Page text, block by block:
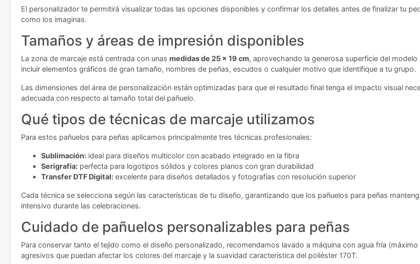
El personalizador te permitirá visualizar todas las opciones disponibles y confirmar los detalles antes de finalizar tu
como los imaginas.
Tamaños y áreas de impresión disponibles
La zona de marcaje está centrada con unas medidas de 25 x 19 cm, aprovechando la generosa superficie del
incluir elementos gráficos de gran tamaño, nombres de peñas, escudos o cualquier motivo que identifique a tu grupo.
Las dimensiones del área de personalización están optimizadas para que el resultado final tenga el impacto visual
adecuada con respecto al tamaño total del pañuelo.
Qué tipos de técnicas de marcaje utilizamos
Para estos pañuelos para peñas aplicamos principalmente tres técnicas profesionales:
Sublimación: ideal para diseños multicolor con acabado integrado en la fibra
Serigrafía: perfecta para logotipos sólidos y colores planos con gran durabilidad
Transfer DTF Digital: excelente para diseños detallados y fotografías con resolución superior
Cada técnica se selecciona según las características de tu diseño, garantizando que los pañuelos para peñas
intensivo durante las celebraciones.
Cuidado de pañuelos personalizables para peñas
Para conservar tanto el tejido como el diseño personalizado, recomendamos lavado a máquina con agua fría
agresivos que puedan afectar los colores del marcaje y la suavidad característica del poliéster 170T.